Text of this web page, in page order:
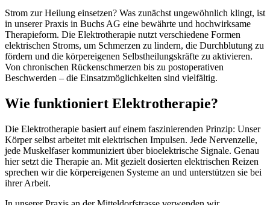
Strom zur Heilung einsetzen? Was zunächst ungewöhnlich klingt, ist
in unserer Praxis in Buchs AG eine bewährte und hochwirksame
Therapieform. Die Elektrotherapie nutzt verschiedene Formen
elektrischen Stroms, um Schmerzen zu lindern, die Durchblutung zu
fördern und die körpereigenen Selbstheilungskräfte zu aktivieren.
Von chronischen Rückenschmerzen bis zu postoperativen
Beschwerden – die Einsatzmöglichkeiten sind vielfältig.
Wie funktioniert Elektrotherapie?
Die Elektrotherapie basiert auf einem faszinierenden Prinzip: Unser
Körper selbst arbeitet mit elektrischen Impulsen. Jede Nervenzelle,
jede Muskelfaser kommuniziert über bioelektrische Signale. Genau
hier setzt die Therapie an. Mit gezielt dosierten elektrischen Reizen
sprechen wir die körpereigenen Systeme an und unterstützen sie bei
ihrer Arbeit.